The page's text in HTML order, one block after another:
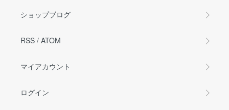
ショップブログ
RSS / ATOM
マイアカウント
ログイン